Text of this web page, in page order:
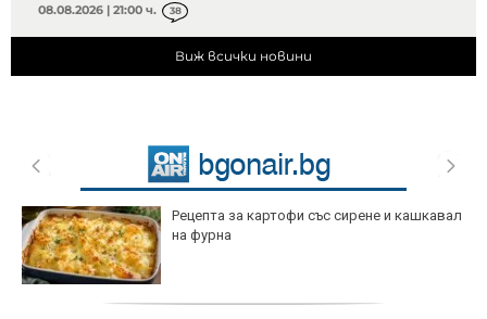
08.08.2026 | 21:00 ч. 38
Виж всички новини
Рецепта за картофи със сирене и кашкавал
на фурна